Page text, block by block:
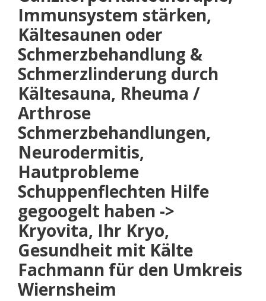
Immunsystem stärken,
Kältesaunen oder
Schmerzbehandlung &
Schmerzlinderung durch
Kältesauna, Rheuma /
Arthrose
Schmerzbehandlungen,
Neurodermitis,
Hautprobleme
Schuppenflechten Hilfe
gegoogelt haben ->
Kryovita, Ihr Kryo,
Gesundheit mit Kälte
Fachmann für den Umkreis
Wiernsheim